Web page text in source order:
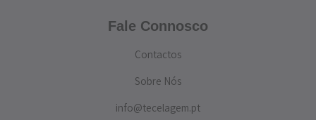
Fale Connosco
Contactos
Sobre Nós
info@tecelagem.pt